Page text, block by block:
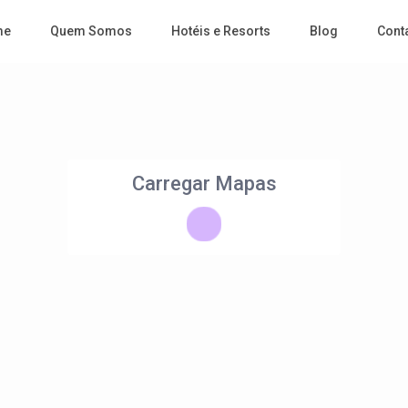
Quem Somos Hotéis e Resorts Blog
Carregar Mapas